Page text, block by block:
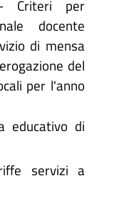
Criteri per
docente
di mensa
del
per l'anno
educativo di
servizi a